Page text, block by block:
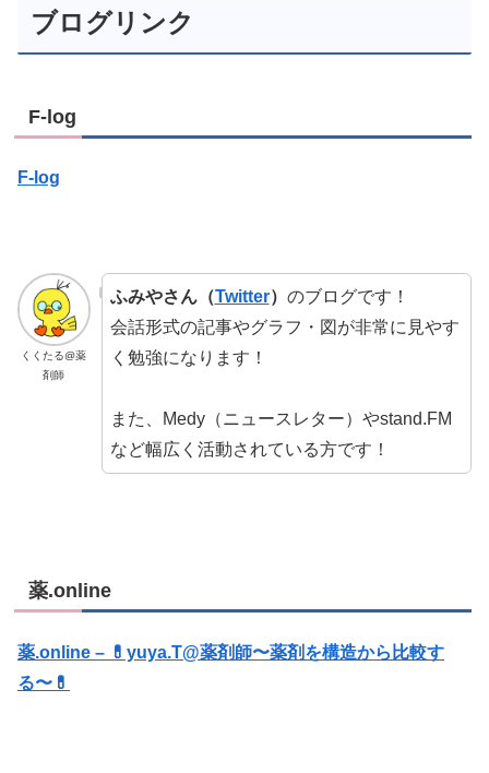
ブログリンク
F-log
F-log
くくたる@薬
剤師
ふみやさん（Twitter） のブログです！
会話形式の記事やグラフ・図が非常に見やす
く勉強になります！
また、Medy（ニュースレター）やstand.FM
など幅広く活動されている方です！
薬.online
薬.online – 💊yuya.T@薬剤師〜薬剤を構造から比較す
る〜💊